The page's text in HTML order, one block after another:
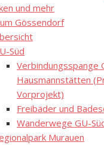
und mehr
Gössendorf
Süd
Verbindungsspange
Hausmannstätten
Vorprojekt)
Freibäder und
Wanderwege GU-
Murauen